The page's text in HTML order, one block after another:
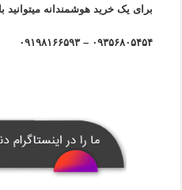
برای یک خرید هوشمندانه میتوانید
۰۹۳۵۶۸۰۵۴۵۴ – ۰۹۱۹۸۱۶۶۵۹۳